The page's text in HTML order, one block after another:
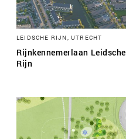
LEIDSCHE RIJN, UTRECHT
Rijnkennemerlaan Leidsche
Rijn